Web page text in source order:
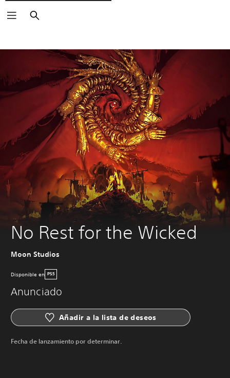
Buscar
No Rest for the Wicked
Moon Studios
Disponible en PS5
Anunciado
Añadir a la lista de deseos
Fecha de lanzamiento por determinar.